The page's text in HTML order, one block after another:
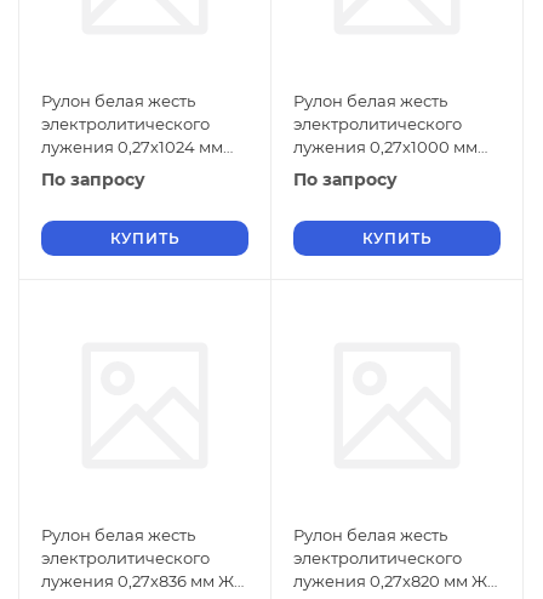
Рулон белая жесть
электролитического
лужения 0,27х1024 мм
ЖК ГОСТ Р 52204-2004
По запросу
КУПИТЬ
Рулон белая жесть
электролитического
лужения 0,27х1000 мм
ЖК ГОСТ Р 52204-2004
По запросу
КУПИТЬ
Рулон белая жесть
электролитического
лужения 0,27х836 мм ЖК
Рулон белая жесть
электролитического
лужения 0,27х820 мм ЖК